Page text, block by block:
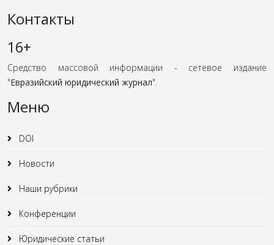
Контакты
16+
Средство массовой информации - сетевое издание
"Евразийский юридический журнал".
Меню
DOI
Новости
Наши рубрики
Конференции
Юридические статьи